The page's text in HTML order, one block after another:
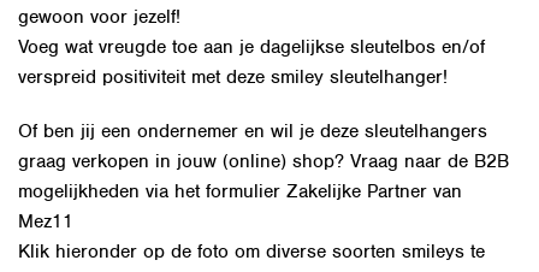
gewoon voor jezelf!
Voeg wat vreugde toe aan je dagelijkse sleutelbos en/of
verspreid positiviteit met deze smiley sleutelhanger!
Of ben jij een ondernemer en wil je deze sleutelhangers
graag verkopen in jouw (online) shop? Vraag naar de B2B
mogelijkheden via het formulier Zakelijke Partner van
Mez11
Klik hieronder op de foto om diverse soorten smileys te